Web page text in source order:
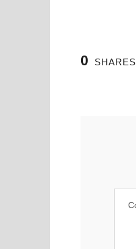
0 SHARES